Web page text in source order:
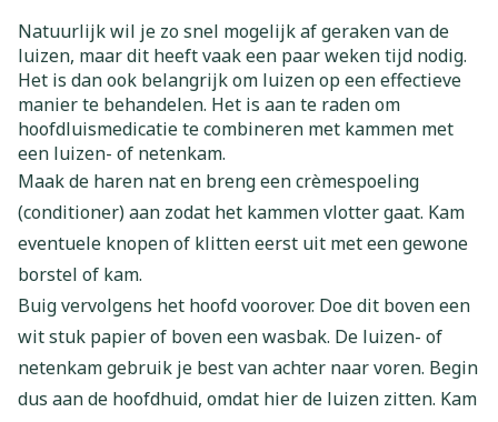
Natuurlijk wil je zo snel mogelijk af geraken van de
luizen, maar dit heeft vaak een paar weken tijd nodig.
Het is dan ook belangrijk om luizen op een effectieve
manier te behandelen. Het is aan te raden om
hoofdluismedicatie te combineren met kammen met
een luizen- of netenkam.
Maak de haren nat en breng een crèmespoeling
(conditioner) aan zodat het kammen vlotter gaat. Kam
eventuele knopen of klitten eerst uit met een gewone
borstel of kam.
Buig vervolgens het hoofd voorover. Doe dit boven een
wit stuk papier of boven een wasbak. De luizen- of
netenkam gebruik je best van achter naar voren. Begin
dus aan de hoofdhuid, omdat hier de luizen zitten. Kam